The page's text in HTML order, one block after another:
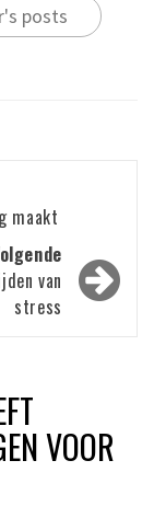
posts
maakt
van
stress
VOOR